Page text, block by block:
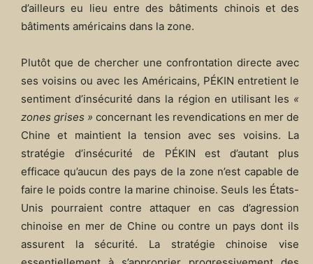
d’ailleurs eu lieu entre des bâtiments chinois et des
bâtiments américains dans la zone.
Plutôt que de chercher une confrontation directe avec
ses voisins ou avec les Américains, PÉKIN entretient le
sentiment d’insécurité dans la région en utilisant les «
zones grises » concernant les revendications en mer de
Chine et maintient la tension avec ses voisins. La
stratégie d’insécurité de PÉKIN est d’autant plus
efficace qu’aucun des pays de la zone n’est capable de
faire le poids contre la marine chinoise. Seuls les États-
Unis pourraient contre attaquer en cas d’agression
chinoise en mer de Chine ou contre un pays dont ils
assurent la sécurité. La stratégie chinoise vise